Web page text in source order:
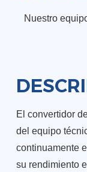
Nuestro
El convertidor
del equipo
continuamente
su rendimiento